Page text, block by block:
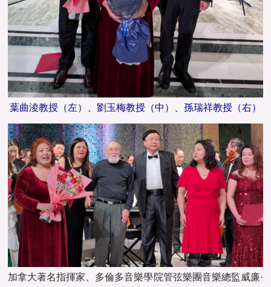
葉曲淩教授（左）、劉玉梅教授（中）、孫瑞祥教授（右）
加拿大著名指揮家、多倫多音樂學院管弦樂團音樂總監威廉·